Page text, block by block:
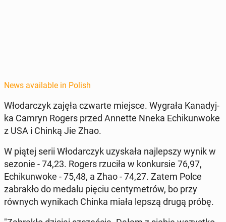
News available in Polish
Wło­dar­czyk zajęła czwarte miejsce. Wygrała Kanadyj­
ka Camryn Rogers przed Annette Nneka Echikun­woke
z USA i Chinką Jie Zhao.
W piątej serii Wło­dar­czyk uzyskała na­jlep­szy wynik w
sezonie - 74,23. Rogers rzuciła w konkur­sie 76,97,
Echikun­woke - 75,48, a Zhao - 74,27. Zatem Polce
zabrakło do medalu pięciu cen­tymetrów, bo przy
równych wynikach Chinka miała lepszą drugą próbę.